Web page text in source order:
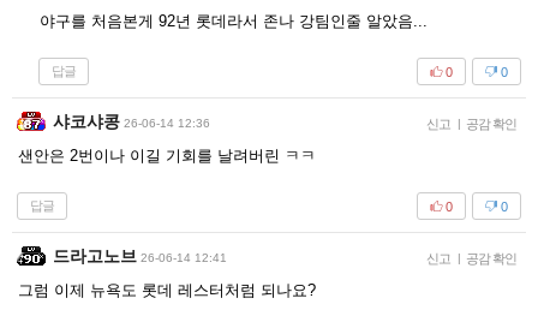
야구를 처음본게 92년 롯데라서 존나 강팀인줄 알았음...
답글 0
0
샤코샤콩 26-06-14 12:36 신고 | 공감 확인
샌안은 2번이나 이길 기회를 날려버린 ㅋㅋ
답글 0
0
드라고노브 26-06-14 12:41 신고 | 공감 확인
그럼 이제 뉴욕도 롯데 레스터처럼 되나요?